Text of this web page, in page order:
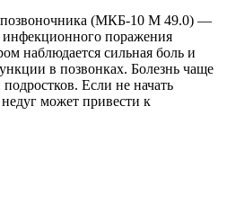
позвоночника (МКБ-10 М 49.0) —
инфекционного поражения
наблюдается сильная боль и
в позвонках. Болезнь чаще
подростков. Если не начать
может привести к